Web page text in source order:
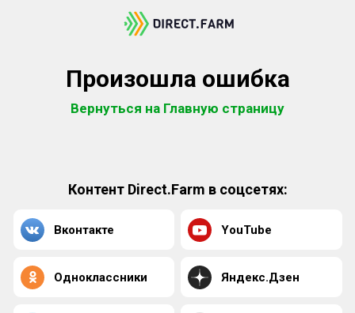
Произошла ошибка
Вернуться на Главную страницу
Контент Direct.Farm в соцсетях:
Вконтакте YouTube
Одноклассники Яндекс.Дзен